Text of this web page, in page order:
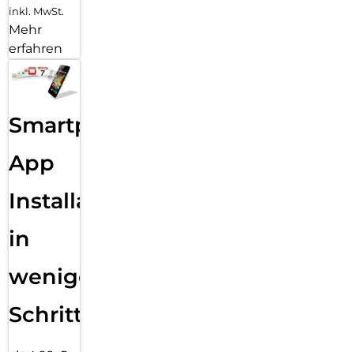
inkl. MwSt.
Mehr
erfahren
Smartphone
App
Installation
in
wenigen
Schritten